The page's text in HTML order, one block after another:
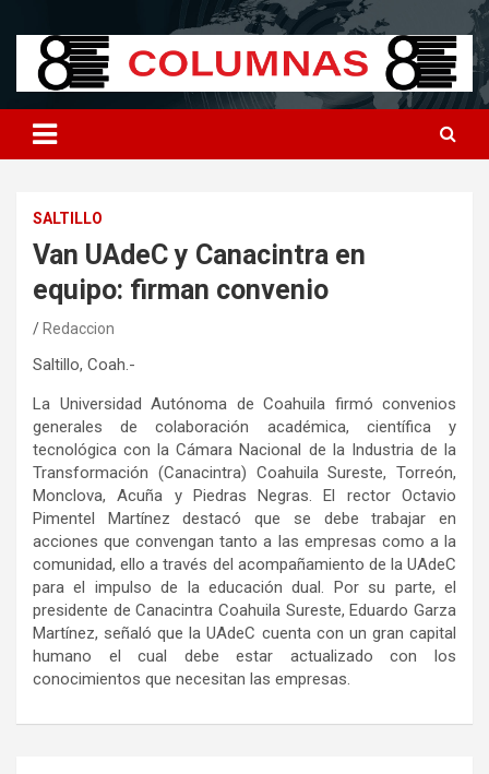
content
8columnas
SALTILLO
Van UAdeC y Canacintra en
equipo: firman convenio
Redaccion
Saltillo, Coah.-
La Universidad Autónoma de Coahuila firmó convenios
generales de colaboración académica, científica y
tecnológica con la Cámara Nacional de la Industria de la
Transformación (Canacintra) Coahuila Sureste, Torreón,
Monclova, Acuña y Piedras Negras. El rector Octavio
Pimentel Martínez destacó que se debe trabajar en
acciones que convengan tanto a las empresas como a la
comunidad, ello a través del acompañamiento de la UAdeC
para el impulso de la educación dual. Por su parte, el
presidente de Canacintra Coahuila Sureste, Eduardo Garza
Martínez, señaló que la UAdeC cuenta con un gran capital
humano el cual debe estar actualizado con los
conocimientos que necesitan las empresas.